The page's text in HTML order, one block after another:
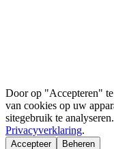
Door op "Accepteren"
van cookies op uw
sitegebruik te
Privacyverklaring.
Accepteer Beheren